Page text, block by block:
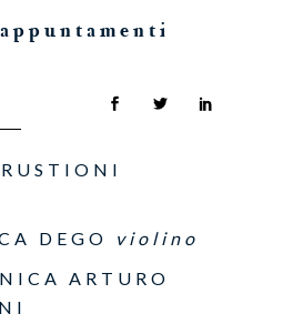
DEGO
violino
ARTURO